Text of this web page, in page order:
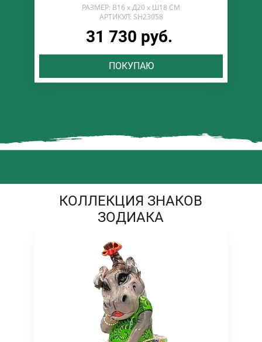
РАЗМЕР: В16 х Д20 х Ш18 СМ
АРТИКУЛ: SH23058
31 730 руб.
ПОКУПАЮ
КОЛЛЕКЦИЯ ЗНАКОВ
ЗОДИАКА